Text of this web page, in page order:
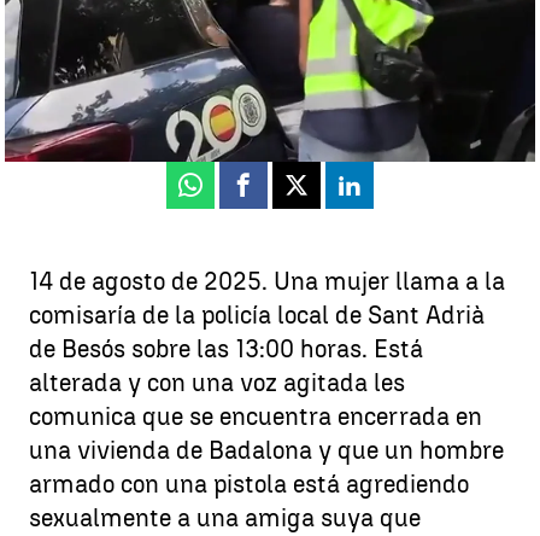
Marta Rams
Publicado:23 de septiembre de 2025, 14:44
Whatsapp
Facebook
X Linkedin
14 de agosto de 2025. Una mujer llama a la
comisaría de la policía local de Sant Adrià
de Besós sobre las 13:00 horas. Está
alterada y con una voz agitada les
comunica que se encuentra encerrada en
una vivienda de Badalona y que un hombre
armado con una pistola está agrediendo
sexualmente a una amiga suya que